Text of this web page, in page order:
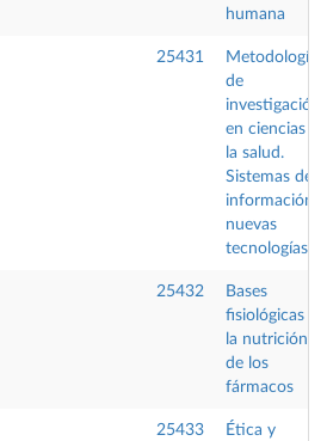
humana
25431
Metodología
de
investigación
en ciencias de
la salud.
Sistemas de
información y
nuevas
tecnologías
25432
Bases
fisiológicas de
la nutrición y
de los
fármacos
25433
Ética y